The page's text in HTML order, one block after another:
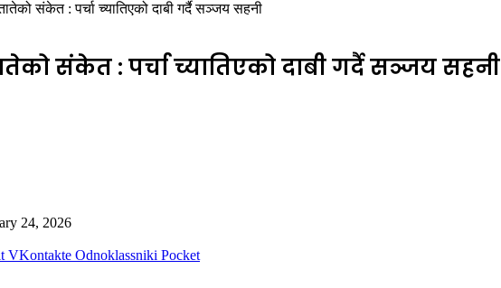
तातेको संकेत : पर्चा च्यातिएको दाबी गर्दै सञ्जय सहनी
संकेत : पर्चा च्यातिएको दाबी गर्दै सञ्जय सहनी
24, 2026
VKontakte Odnoklassniki Pocket